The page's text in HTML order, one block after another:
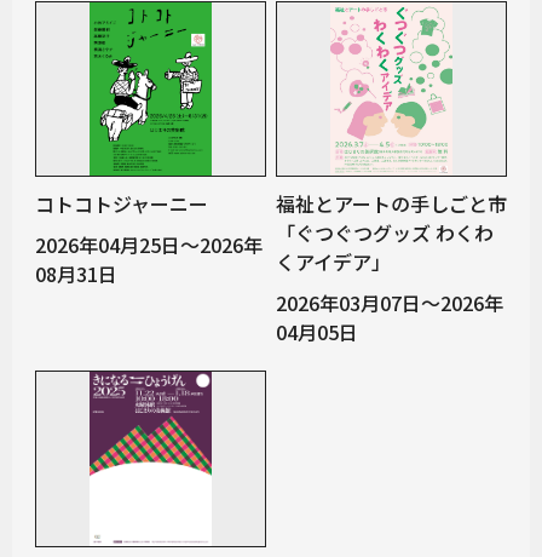
コトコトジャーニー
2026年04月25日～2026年
08月31日
福祉とアートの手しごと市
「ぐつぐつグッズ わくわ
くアイデア」
2026年03月07日～2026年
04月05日